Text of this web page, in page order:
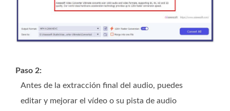
Paso 2:
Antes de la extracción final del audio, puedes
editar y mejorar el vídeo o su pista de audio